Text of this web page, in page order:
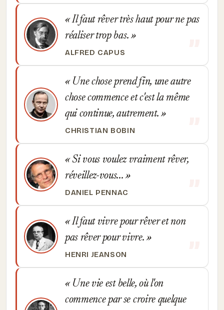
Il faut rêver très haut pour ne pas
réaliser trop bas.
ALFRED CAPUS
Une chose prend fin, une autre
chose commence et c'est la même
qui continue, autrement.
CHRISTIAN BOBIN
Si vous voulez vraiment rêver,
réveillez-vous...
DANIEL PENNAC
Il faut vivre pour rêver et non
pas rêver pour vivre.
HENRI JEANSON
Une vie est belle, où l'on
commence par se croire quelque